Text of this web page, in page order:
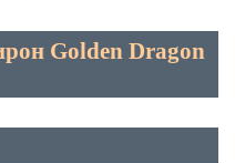
Golden Dragon